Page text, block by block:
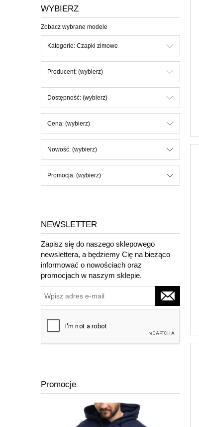
WYBIERZ
Zobacz wybrane modele
Kategorie: Czapki zimowe
Producent: (wybierz)
Dostępność: (wybierz)
Cena: (wybierz)
Nowość: (wybierz)
Promocja: (wybierz)
NEWSLETTER
Zapisz się do naszego sklepowego
newslettera, a będziemy Cię na bieżąco
informować o nowościach oraz
promocjach w naszym sklepie.
Promocje